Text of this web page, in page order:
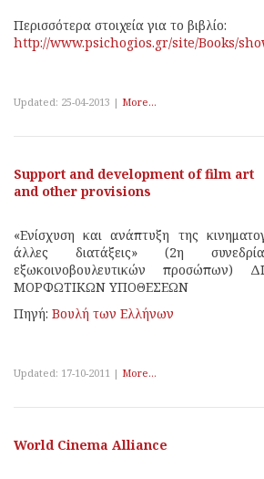
Περισσότερα στοιχεία για το βιβλίο:
http://www.psichogios.gr/site/Books/
Updated: 25-04-2013 | More...
Support and development of film art
and other provisions
«Ενίσχυση και ανάπτυξη της
άλλες διατάξεις» (2η
εξωκοινοβουλευτικών προσώπων)
ΜΟΡΦΩΤΙΚΩΝ ΥΠΟΘΕΣΕΩΝ
Πηγή: Βουλή των Eλλήνων
Updated: 17-10-2011 | More...
World Cinema Alliance